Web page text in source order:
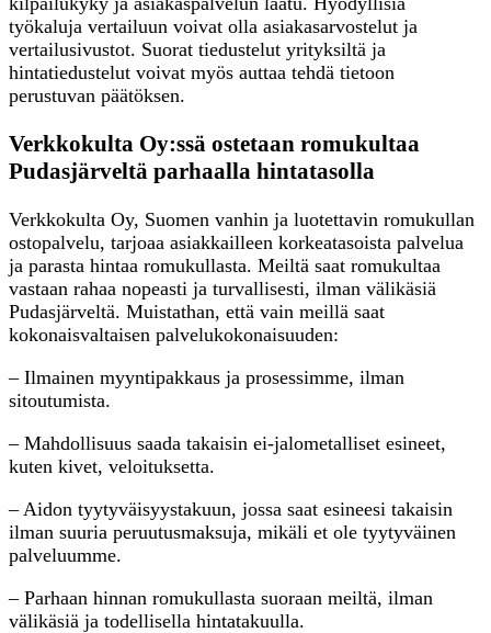
työkaluja vertailuun voivat olla asiakasarvostelut ja
vertailusivustot. Suorat tiedustelut yrityksiltä ja
hintatiedustelut voivat myös auttaa tehdä tietoon
perustuvan päätöksen.
Verkkokulta Oy:ssä ostetaan romukultaa
Pudasjärveltä parhaalla hintatasolla
Verkkokulta Oy, Suomen vanhin ja luotettavin romukullan
ostopalvelu, tarjoaa asiakkailleen korkeatasoista palvelua
ja parasta hintaa romukullasta. Meiltä saat romukultaa
vastaan rahaa nopeasti ja turvallisesti, ilman välikäsiä
Pudasjärveltä. Muistathan, että vain meillä saat
kokonaisvaltaisen palvelukokonaisuuden:
– Ilmainen myyntipakkaus ja prosessimme, ilman
sitoutumista.
– Mahdollisuus saada takaisin ei-jalometalliset esineet,
kuten kivet, veloituksetta.
– Aidon tyytyväisyystakuun, jossa saat esineesi takaisin
ilman suuria peruutusmaksuja, mikäli et ole tyytyväinen
palveluumme.
– Parhaan hinnan romukullasta suoraan meiltä, ilman
välikäsiä ja todellisella hintatakuulla.